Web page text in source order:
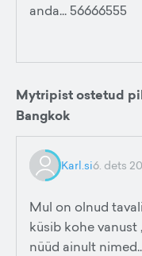
anda... 56666555
Mytripist ostetud
Bangkok
Karl.si6. dets
Mul on olnud
küsib kohe vanust
nüüd ainult